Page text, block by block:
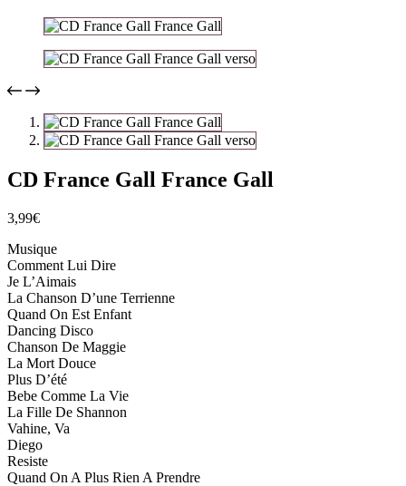
CD France Gall France Gall
3,99€
Musique
Comment Lui Dire
Je L’Aimais
La Chanson D’une Terrienne
Quand On Est Enfant
Dancing Disco
Chanson De Maggie
La Mort Douce
Plus D’été
Bebe Comme La Vie
La Fille De Shannon
Vahine, Va
Diego
Resiste
Quand On A Plus Rien A Prendre